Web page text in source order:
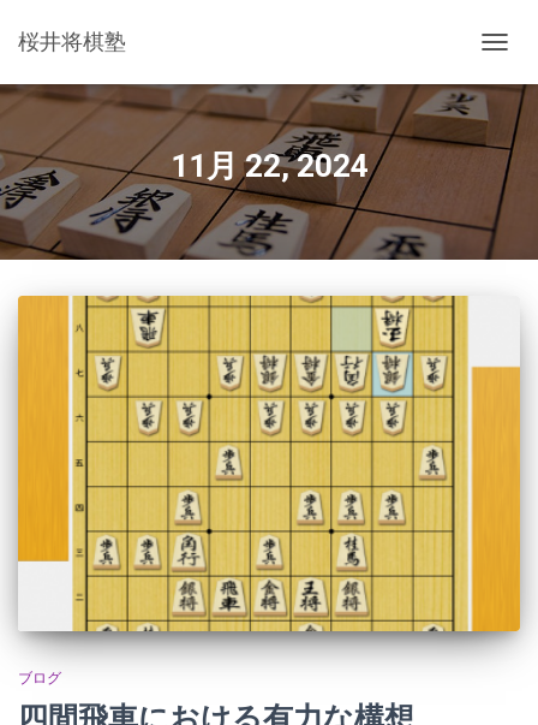
桜井将棋塾
ビ
シ
ョ
ン
を
切
11月 22, 2024
ブログ
四間飛車における有力な構想